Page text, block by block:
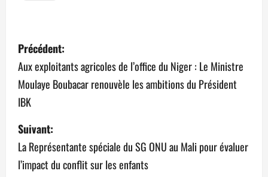
N
a
v
i
g
a
Précédent:
Aux exploitants agricoles de l’office du Niger : Le Ministre
Moulaye Boubacar renouvèle les ambitions du Président
IBK
Suivant:
La Représentante spéciale du SG ONU au Mali pour évaluer
l’impact du conflit sur les enfants